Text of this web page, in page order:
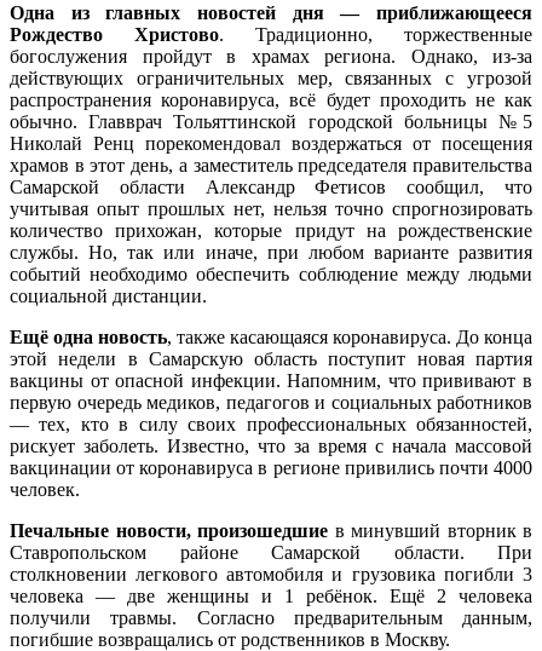
Одна из главных новостей дня — приближающееся
Рождество Христово. Традиционно, торжественные
богослужения пройдут в храмах региона. Однако, из-за
действующих ограничительных мер, связанных с угрозой
распространения коронавируса, всё будет проходить не как
обычно. Главврач Тольяттинской городской больницы №5
Николай Ренц порекомендовал воздержаться от посещения
храмов в этот день, а заместитель председателя правительства
Самарской области Александр Фетисов сообщил, что
учитывая опыт прошлых нет, нельзя точно спрогнозировать
количество прихожан, которые придут на рождественские
службы. Но, так или иначе, при любом варианте развития
событий необходимо обеспечить соблюдение между людьми
социальной дистанции.
Ещё одна новость, также касающаяся коронавируса. До конца
этой недели в Самарскую область поступит новая партия
вакцины от опасной инфекции. Напомним, что прививают в
первую очередь медиков, педагогов и социальных работников
— тех, кто в силу своих профессиональных обязанностей,
рискует заболеть. Известно, что за время с начала массовой
вакцинации от коронавируса в регионе привились почти 4000
человек.
Печальные новости, произошедшие в минувший вторник в
Ставропольском районе Самарской области. При
столкновении легкового автомобиля и грузовика погибли 3
человека — две женщины и 1 ребёнок. Ещё 2 человека
получили травмы. Согласно предварительным данным,
погибшие возвращались от родственников в Москву.